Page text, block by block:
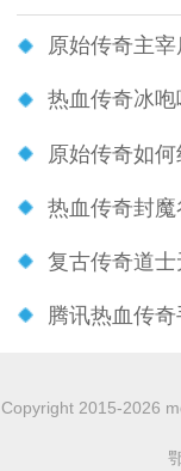
原始传奇主
热血传奇冰
原始传奇如何
热血传奇封
复古传奇道
腾讯热血传
Copyright 2015-2026